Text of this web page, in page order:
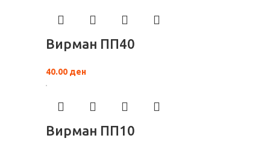
Вирман ПП40
40.00 ден
Вирман ПП10